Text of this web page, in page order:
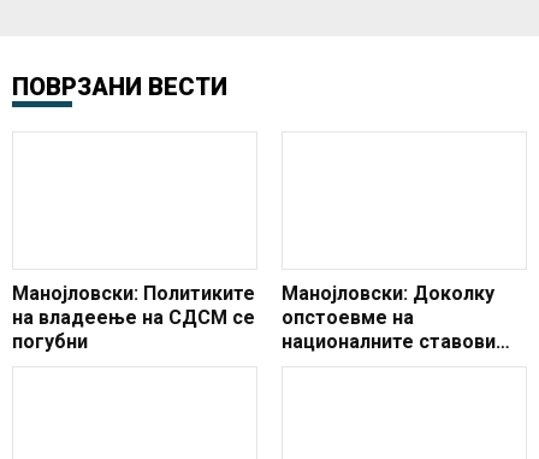
и буџет.
ПОВРЗАНИ ВЕСТИ
Манојловски: Политиките
на владеење на СДСМ се
погубни
Манојловски: Доколку
опстоевме на
националните ставови
верувам дека ќе имаше